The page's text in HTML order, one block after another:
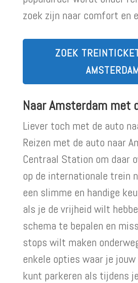
zoek zijn naar comfort en
ZOEK
Naar Amsterdam met
Liever toch met de auto
Reizen met de auto naar
Centraal Station om daar
op de internationale trein
een slimme en handige
als je de vrijheid wilt
schema te bepalen en
stops wilt maken
enkele opties waar je
kunt parkeren als tijdens